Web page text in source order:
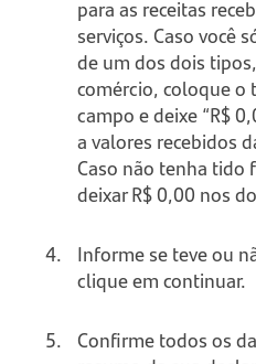
para as receitas
serviços. Caso você
de um dos dois
comércio, coloque o
campo e deixe “R$
a valores recebidos
Caso não tenha tido
deixar R$ 0,00 nos
Informe se teve ou
clique em continuar.
Confirme todos os